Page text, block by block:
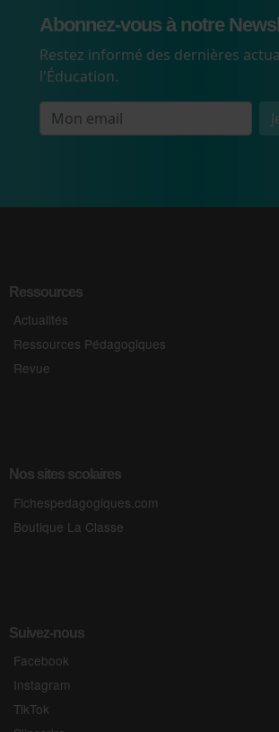
Abonnez-vous à notre
Restez informé des dernières
l'Éducation.
Ressources
Actualités
Ressources Pédagogiques
Revue
Nos sites scolaires
Fichespedagogiques.com
Boutique La Classe
Suivez-nous
Facebook
Instagram
TikTok